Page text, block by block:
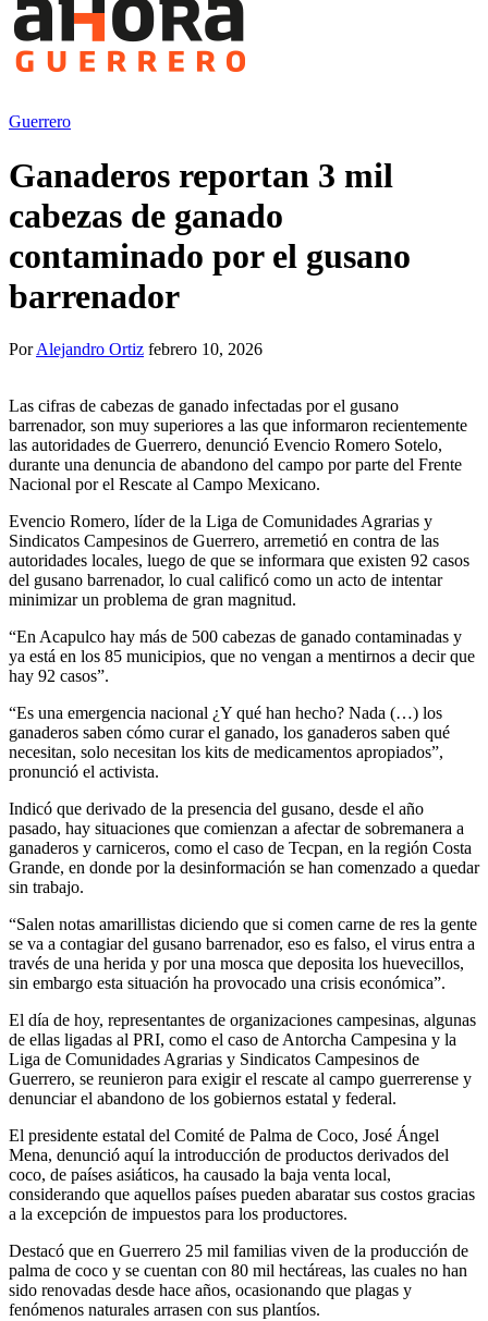
Guerrero
Ganaderos reportan 3 mil
cabezas de ganado
contaminado por el gusano
barrenador
PorAlejandro Ortiz febrero 10, 2026
Las cifras de cabezas de ganado infectadas por el gusano
barrenador, son muy superiores a las que informaron recientemente
las autoridades de Guerrero, denunció Evencio Romero Sotelo,
durante una denuncia de abandono del campo por parte del Frente
Nacional por el Rescate al Campo Mexicano.
Evencio Romero, líder de la Liga de Comunidades Agrarias y
Sindicatos Campesinos de Guerrero, arremetió en contra de las
autoridades locales, luego de que se informara que existen 92 casos
del gusano barrenador, lo cual calificó como un acto de intentar
minimizar un problema de gran magnitud.
“En Acapulco hay más de 500 cabezas de ganado contaminadas y
ya está en los 85 municipios, que no vengan a mentirnos a decir que
hay 92 casos”.
“Es una emergencia nacional ¿Y qué han hecho? Nada (…) los
ganaderos saben cómo curar el ganado, los ganaderos saben qué
necesitan, solo necesitan los kits de medicamentos apropiados”,
pronunció el activista.
Indicó que derivado de la presencia del gusano, desde el año
pasado, hay situaciones que comienzan a afectar de sobremanera a
ganaderos y carniceros, como el caso de Tecpan, en la región Costa
Grande, en donde por la desinformación se han comenzado a quedar
sin trabajo.
“Salen notas amarillistas diciendo que si comen carne de res la gente
se va a contagiar del gusano barrenador, eso es falso, el virus entra a
través de una herida y por una mosca que deposita los huevecillos,
sin embargo esta situación ha provocado una crisis económica”.
El día de hoy, representantes de organizaciones campesinas, algunas
de ellas ligadas al PRI, como el caso de Antorcha Campesina y la
Liga de Comunidades Agrarias y Sindicatos Campesinos de
Guerrero, se reunieron para exigir el rescate al campo guerrerense y
denunciar el abandono de los gobiernos estatal y federal.
El presidente estatal del Comité de Palma de Coco, José Ángel
Mena, denunció aquí la introducción de productos derivados del
coco, de países asiáticos, ha causado la baja venta local,
considerando que aquellos países pueden abaratar sus costos gracias
a la excepción de impuestos para los productores.
Destacó que en Guerrero 25 mil familias viven de la producción de
palma de coco y se cuentan con 80 mil hectáreas, las cuales no han
sido renovadas desde hace años, ocasionando que plagas y
fenómenos naturales arrasen con sus plantíos.